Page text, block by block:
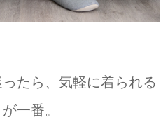
たら、気軽に着られる
一番。